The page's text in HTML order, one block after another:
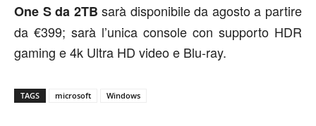
One S da 2TB sarà disponibile da agosto a partire
da €399; sarà l’unica console con supporto HDR
gaming e 4k Ultra HD video e Blu-ray.
TAGS microsoft Windows